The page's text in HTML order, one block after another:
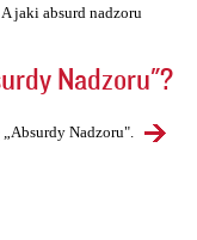
jaki absurd nadzoru
Nadzoru"?
Nadzoru".